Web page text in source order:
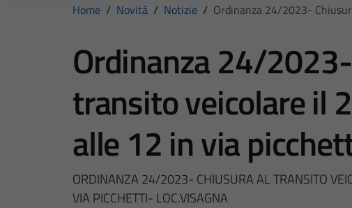
Home / Novità / Notizie / Ordinanza 24/2023-
Ordinanza 24/
transito veicolare il
alle 12 in via
ORDINANZA 24/2023- CHIUSURA AL TRANSITO
VIA PICCHETTI- LOC.VISAGNA